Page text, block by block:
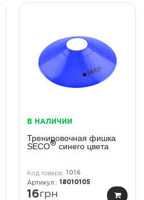
В НАЛИЧИИ
Тренировочная фишка
SECO® синего цвета
1016
18010105
16грн